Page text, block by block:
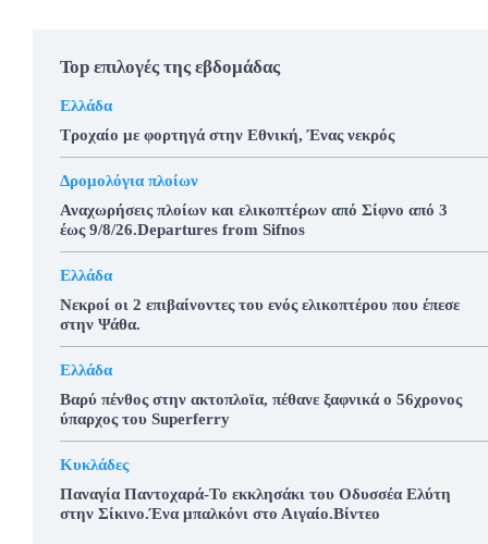
Top επιλογές της εβδομάδας
Ελλάδα
Τροχαίο με φορτηγά στην Εθνική, Ένας νεκρός
Δρομολόγια πλοίων
Αναχωρήσεις πλοίων και ελικοπτέρων από Σίφνο από 3
έως 9/8/26.Departures from Sifnos
Ελλάδα
Νεκροί οι 2 επιβαίνοντες του ενός ελικοπτέρου που έπεσε
στην Ψάθα.
Ελλάδα
Βαρύ πένθος στην ακτοπλοϊα, πέθανε ξαφνικά ο 56χρονος
ύπαρχος του Superferry
Κυκλάδες
Παναγία Παντοχαρά-Το εκκλησάκι του Οδυσσέα Ελύτη
στην Σίκινο.Ένα μπαλκόνι στο Αιγαίο.Βίντεο